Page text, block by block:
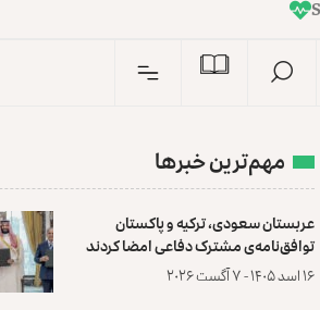
n
I
مهم‌ترین خبرها
عربستان سعودی، ترکیه و پاکستان
توافق‌نامه‌ی مشترک دفاعی امضا کردند
۱۶ اسد ۱۴۰۵ - ۷ آگست ۲۰۲۶